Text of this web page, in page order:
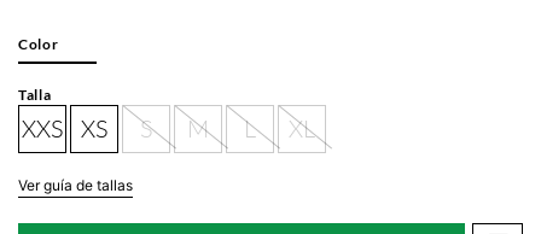
Color
Talla
XXS XS S M L XL
Ver guía de tallas